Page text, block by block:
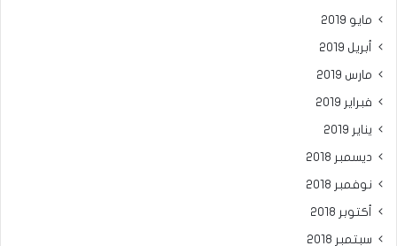
مايو 2019
أبريل 2019
مارس 2019
فبراير 2019
يناير 2019
ديسمبر 2018
نوفمبر 2018
أكتوبر 2018
سبتمبر 2018